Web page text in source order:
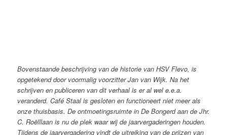
Bovenstaande beschrijving van de historie van HSV Flevo, is
opgetekend door voormalig voorzitter Jan van Wijk. Na het
schrijven en publiceren van dit verhaal is er al wel e.e.a.
veranderd. Café Staal is gesloten en functioneert niet meer als
onze thuisbasis. De ontmoetingsruimte in De Bongerd aan de Jhr.
C. Roëlllaan is nu de plek waar wij de jaarvergaderingen houden.
Tijdens de jaarvergadering vindt de uitreiking van de prijzen van